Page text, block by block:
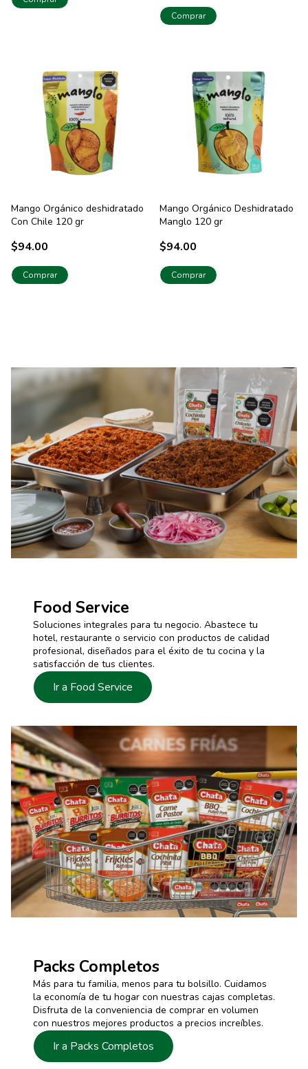
Comprar
Mango Orgánico deshidratado
Con Chile 120 gr
$94.00
Comprar
Mango Orgánico Deshidratado
Manglo 120 gr
$94.00
Comprar
Food Service
Soluciones integrales para tu negocio. Abastece tu
hotel, restaurante o servicio con productos de calidad
profesional, diseñados para el éxito de tu cocina y la
satisfacción de tus clientes.
Ir a Food Service
Packs Completos
Más para tu familia, menos para tu bolsillo. Cuidamos
la economía de tu hogar con nuestras cajas completas.
Disfruta de la conveniencia de comprar en volumen
con nuestros mejores productos a precios increíbles.
Ir a Packs Completos